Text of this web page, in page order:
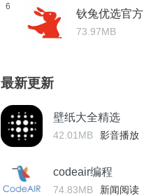
6
钬兔优选官方
版
73.97MB
最新更新
壁纸大全精选
42.01MB 影音播放
codeair编程
74.83MB 新闻阅读